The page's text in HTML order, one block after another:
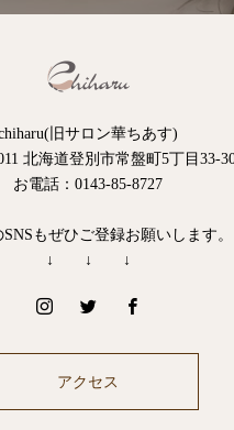
旧サロン華ちあす)
北海道登別市常盤町5丁目33-
お電話：0143-85-8727
SNSもぜひご登録お願いします。
↓ ↓ ↓
アクセス